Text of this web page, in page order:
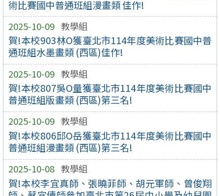
術比賽國中普通班組漫畫類 佳作!
2025-10-09 教學組
賀!本校903林O獲臺北市114年度美術比賽國中普
通班組水墨畫類 (西區)佳作!
2025-10-09 教學組
賀!本校807吳O量獲臺北市114年度美術比賽國中
普通班組版畫類 (西區)第三名!
2025-10-09 教學組
賀!本校806邱O岳獲臺北市114年度美術比賽國中
普通班組漫畫類 (西區)第三名!
2025-10-08 教學組
賀!本校李宜真師、張曉菲師、胡元軍師、曾俊翔